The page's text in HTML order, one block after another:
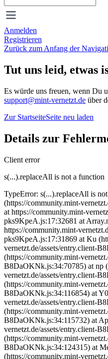
Anmelden
Registrieren
Zurück zum Anfang der
Tut uns leid, etwas
Es würde uns freuen, wenn Du
support@mint-vernetzt.de über
Zur StartseiteSeite neu laden
Details zur
Client error
s(...).replaceAll is not a function
TypeError: s(...).replaceAll is
(https://community.mint-
at https://community.mint-
pks9KpeA.js:17:32681 at
https://community.mint-
pks9KpeA.js:17:31869 at Ku
vernetzt.de/assets/entry.client-
(https://community.mint-
B8DaOKNk.js:34:70785) at np
vernetzt.de/assets/entry.client-
(https://community.mint-
B8DaOKNk.js:34:116854) at
vernetzt.de/assets/entry.client-
(https://community.mint-
B8DaOKNk.js:34:115732) at
vernetzt.de/assets/entry.client-
(https://community.mint-
B8DaOKNk.js:34:124315) at
(https://community.mint-